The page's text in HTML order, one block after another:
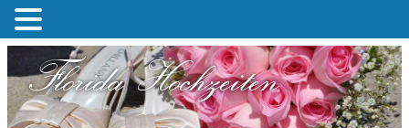
Florida Hochzeiten